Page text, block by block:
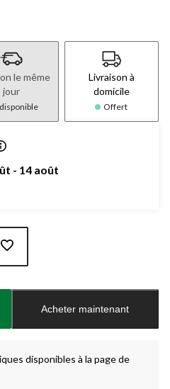
le même
jour
Livraison à
domicile
Offert
- 14 août
Acheter maintenant
disponibles à la page de